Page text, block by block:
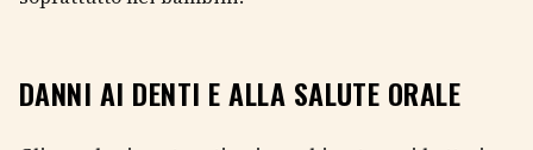
DANNI AI DENTI E ALLA SALUTE ORALE